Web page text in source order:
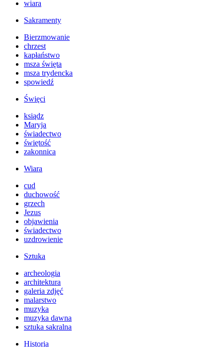
wiara
Sakramenty
Bierzmowanie
chrzest
kapłaństwo
msza święta
msza trydencka
spowiedź
Święci
ksiądz
Maryja
świadectwo
świętość
zakonnica
Wiara
cud
duchowość
grzech
Jezus
objawienia
świadectwo
uzdrowienie
Sztuka
archeologia
architektura
galeria zdjęć
malarstwo
muzyka
muzyka dawna
sztuka sakralna
Historia